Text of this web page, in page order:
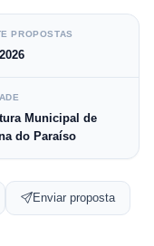
PROPOSTAS
Municipal de
do Paraíso
Enviar proposta